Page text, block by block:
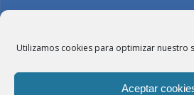
Utilizamos cookies para optimizar nuestro
Aceptar
Trasparencia